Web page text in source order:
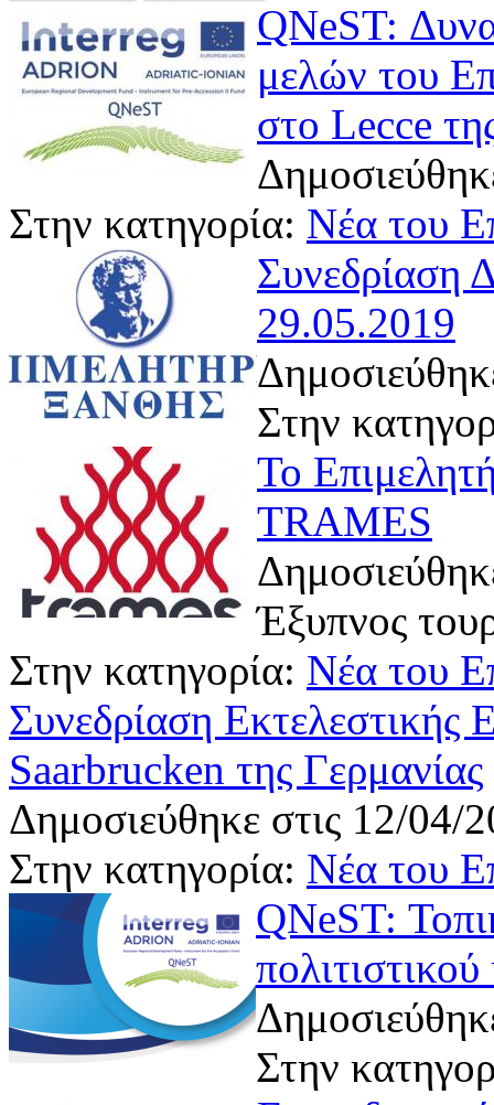
QNeST:
μελών του
στο Lecce
Στην κατηγορία: Νέα του
Συνεδρίαση
29.05.2019
Στην
Το
TRAMES
Έξυπνος
Στην κατηγορία: Νέα του
Συνεδρίαση Εκτελεστικής
Saarbrucken της Γερμανίας
Δημοσιεύθηκε στις 12/04/
Στην κατηγορία: Νέα του
QNeST:
Στην